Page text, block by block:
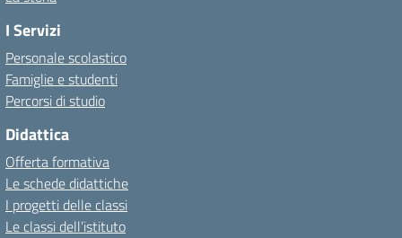
I Servizi
Personale scolastico
Famiglie e studenti
Percorsi di studio
Didattica
Offerta formativa
Le schede didattiche
I progetti delle classi
Le classi dell’istituto